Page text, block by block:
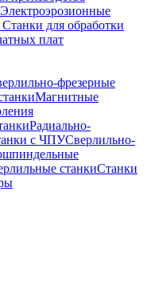
Электроэрозионные
Станки для обработки
плат
фрезерные
Магнитные
Радиально-
с ЧПУСверлильно-
станкиСтанки